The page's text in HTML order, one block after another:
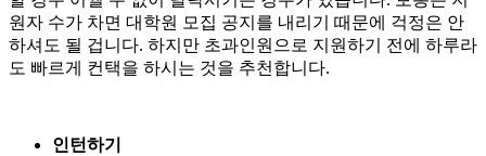
원자 수가 차면 대학원 모집 공지를 내리기 때문에 걱정은 안
하셔도 될 겁니다. 하지만 초과인원으로 지원하기 전에 하루라
도 빠르게 컨택을 하시는 것을 추천합니다.
인턴하기